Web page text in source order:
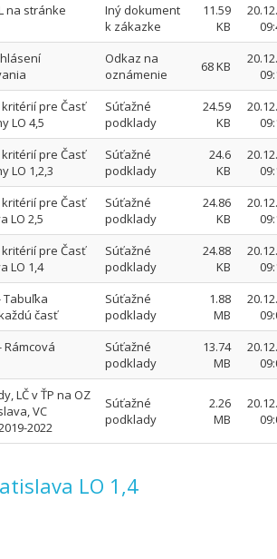
na stránke
Iný dokument
k zákazke
11.59
KB
Odkaz na
oznámenie
68 KB
pre Časť
LO 4,5
Súťažné
podklady
24.59
KB
pre Časť
LO 1,2,3
Súťažné
podklady
24.6
KB
pre Časť
LO 2,5
Súťažné
podklady
24.86
KB
pre Časť
LO 1,4
Súťažné
podklady
24.88
KB
Tabuľka
časť
Súťažné
podklady
1.88
MB
Rámcová
Súťažné
podklady
13.74
MB
LČ v ŤP na OZ
VC
2022
Súťažné
podklady
2.26
MB
LO 1,4